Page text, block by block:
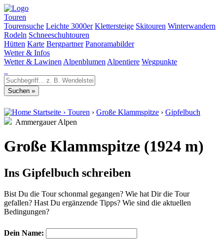
Touren
Tourensuche Leichte 3000er Klettersteige Skitouren Winterwandern
Rodeln Schneeschuhtouren
Hütten Karte Bergpartner Panoramabilder
Wetter & Infos
Wetter & Lawinen Alpenblumen Alpentiere Wegpunkte
Startseite › Touren › Große Klammspitze › Gipfelbuch
Ammergauer Alpen
Große Klammspitze (1924 m)
Ins Gipfelbuch schreiben
Bist Du die Tour schonmal gegangen? Wie hat Dir die Tour
gefallen? Hast Du ergänzende Tipps? Wie sind die aktuellen
Bedingungen?
Dein Name: